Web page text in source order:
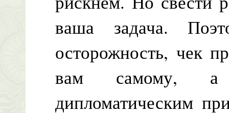
ваша задача.
осторожность, чек
вам самому, а
дипломатическим